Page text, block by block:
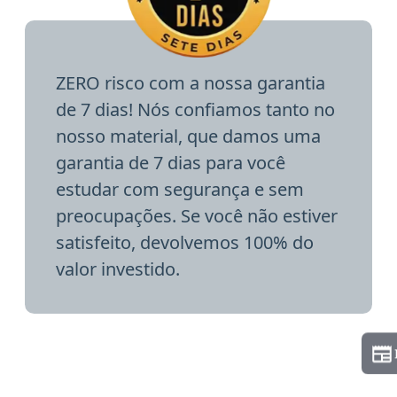
ZERO risco com a nossa garantia
de 7 dias! Nós confiamos tanto no
nosso material, que damos uma
garantia de 7 dias para você
estudar com segurança e sem
preocupações. Se você não estiver
satisfeito, devolvemos 100% do
valor investido.